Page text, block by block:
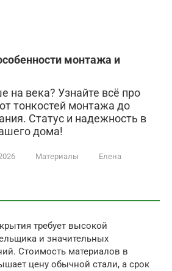
монтажа и
на века? Узнайте всё про
тонкостей монтажа до
Статус и надежность в
дома!
Материалы
Елена
требует высокой
и значительных
Стоимость материалов в
цену обычной стали, а срок